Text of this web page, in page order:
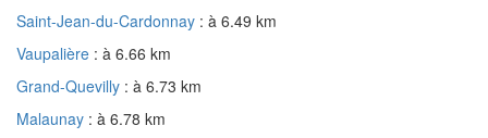
Saint-Jean-du-Cardonnay : à 6.49 km
Vaupalière : à 6.66 km
Grand-Quevilly : à 6.73 km
Malaunay : à 6.78 km